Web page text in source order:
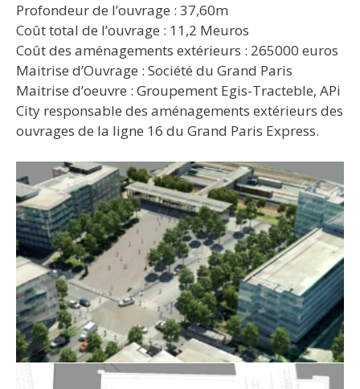
Profondeur de l’ouvrage : 37,60m
Coût total de l’ouvrage : 11,2 Meuros
Coût des aménagements extérieurs : 265000 euros
Maitrise d’Ouvrage : Société du Grand Paris
Maitrise d’oeuvre : Groupement Egis-Tracteble, APi
City responsable des aménagements extérieurs des
ouvrages de la ligne 16 du Grand Paris Express.